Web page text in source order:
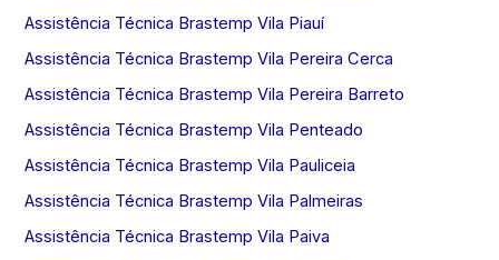
Assistência Técnica Brastemp Vila Piauí
Assistência Técnica Brastemp Vila Pereira Cerca
Assistência Técnica Brastemp Vila Pereira Barreto
Assistência Técnica Brastemp Vila Penteado
Assistência Técnica Brastemp Vila Pauliceia
Assistência Técnica Brastemp Vila Palmeiras
Assistência Técnica Brastemp Vila Paiva